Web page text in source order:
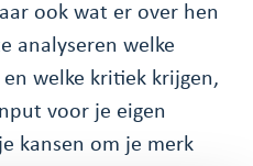
ook wat er over hen
analyseren welke
welke kritiek krijgen,
voor je eigen
kansen om je merk